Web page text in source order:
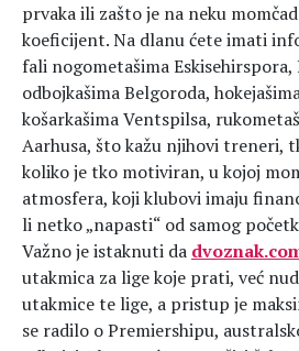
prvaka ili zašto je na neku
koeficijent. Na dlanu ćete imati
fali nogometašima Eskisehirspora,
odbojkašima Belgoroda,
košarkašima Ventspilsa,
Aarhusa, što kažu njihovi treneri,
koliko je tko motiviran, u kojoj
atmosfera, koji klubovi imaju
li netko „napasti“ od samog
Važno je istaknuti da
utakmica za lige koje prati, već
utakmice te lige, a pristup je
se radilo o Premiershipu,